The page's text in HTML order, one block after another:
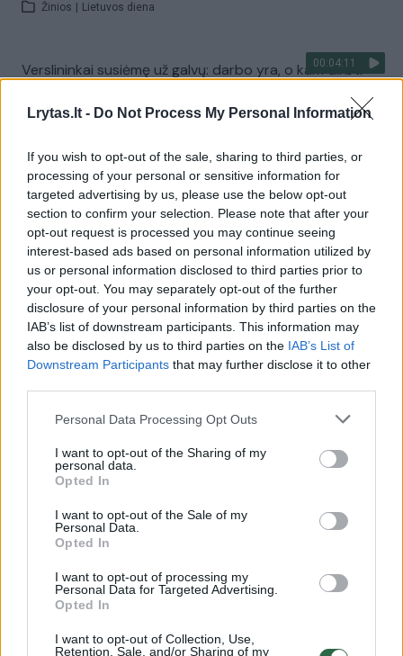
Lrytas.lt - Do Not Process My Personal Information
If you wish to opt-out of the sale, sharing to third parties, or
processing of your personal or sensitive information for
targeted advertising by us, please use the below opt-out
section to confirm your selection. Please note that after your
opt-out request is processed you may continue seeing
interest-based ads based on personal information utilized by
us or personal information disclosed to third parties prior to
your opt-out. You may separately opt-out of the further
disclosure of your personal information by third parties on the
IAB’s list of downstream participants. This information may
also be disclosed by us to third parties on the IAB’s List of
Downstream Participants that may further disclose it to other
Personal Data Processing Opt Outs
I want to opt-out of the Sharing of my
personal data.
Opted In
I want to opt-out of the Sale of my
Personal Data.
Opted In
I want to opt-out of processing my
Personal Data for Targeted Advertising.
Opted In
I want to opt-out of Collection, Use,
Retention, Sale, and/or Sharing of my
Žinios Lietuvos diena
00:04:11
Verslininkai susiėmę už galvų: darbo yra, o kam dirbti -
Žinios | Lietuvos diena
00:04:48
Vilniaus oro uosto kraustynės į Karmėlavą: gyventojai
bijo spūsčių, verslininkai laukia pelno
Žinios | Lietuvos diena
00:10:34
Pradedančiųjų verslininkų sėkmės istorijos: baimė,
stresas ir sėkmė
Žinios | Verslas
Žinios | Verslas
00:03:25
Iš Seimo nauji cenzūros vėjai: apie partijas gerai arba
nieko
Žinios | Lietuvos diena
Naujas alkoholio ribojimo planas: visai drausti reklamą,